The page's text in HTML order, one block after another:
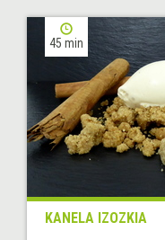
45 min
KANELA IZOZKIA